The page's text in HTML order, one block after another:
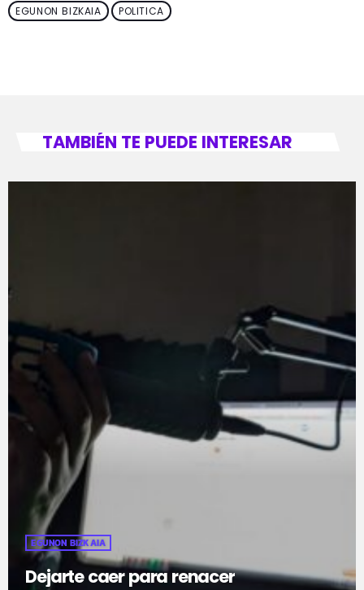
EGUNON BIZKAIA POLITICA
TAMBIÉN TE PUEDE INTERESAR
EGUNON BIZKAIA
Dejarte caer para renacer